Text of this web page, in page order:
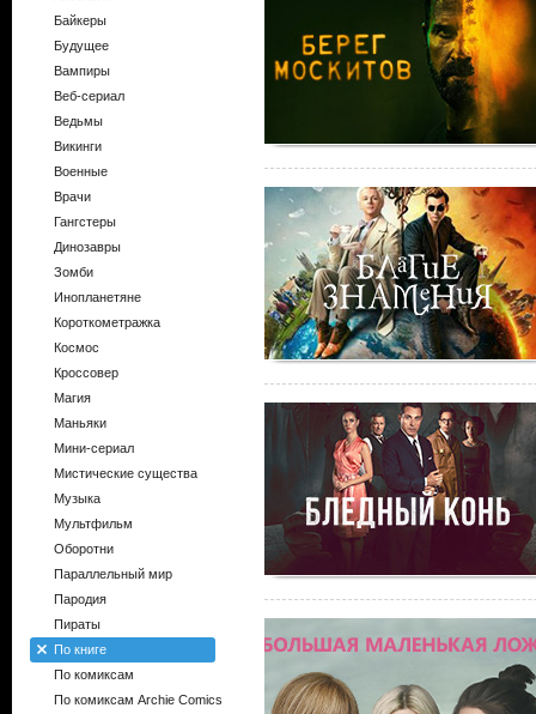
Байкеры
Будущее
Вампиры
Веб-сериал
Ведьмы
Викинги
Военные
Врачи
Гангстеры
Динозавры
Зомби
Инопланетяне
Короткометражка
Космос
Кроссовер
Магия
Маньяки
Мини-сериал
Мистические существа
Музыка
Мультфильм
Оборотни
Параллельный мир
Пародия
Пираты
По книге
По комиксам
По комиксам Archie Comics